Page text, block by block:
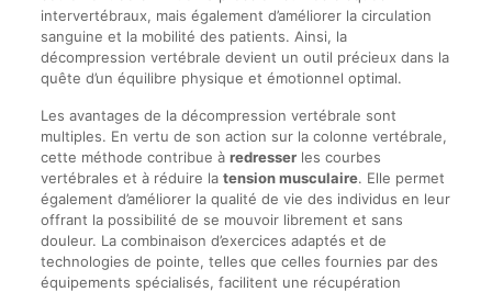
intervertébraux, mais également d’améliorer la circulation
sanguine et la mobilité des patients. Ainsi, la
décompression vertébrale devient un outil précieux dans la
quête d’un équilibre physique et émotionnel optimal.
Les avantages de la décompression vertébrale sont
multiples. En vertu de son action sur la colonne vertébrale,
cette méthode contribue à redresserles courbes
vertébrales et à réduire la tension musculaire. Elle permet
également d’améliorer la qualité de vie des individus en leur
offrant la possibilité de se mouvoir librement et sans
douleur. La combinaison d’exercices adaptés et de
technologies de pointe, telles que celles fournies par des
équipements spécialisés, facilitent une récupération